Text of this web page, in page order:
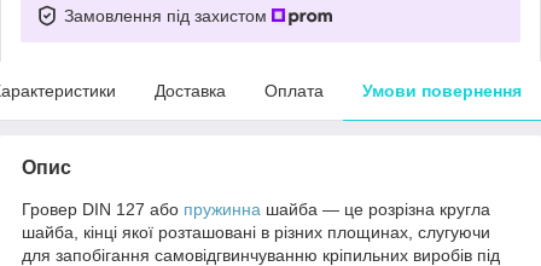
Замовлення під захистом
Доставка Оплата Умови повернення
Опис
Гровер DIN 127 або пружинна шайба — це розрізна кругла
шайба, кінці якої розташовані в різних площинах, слугуючи
для запобігання самовідгвинчуванню кріпильних виробів під